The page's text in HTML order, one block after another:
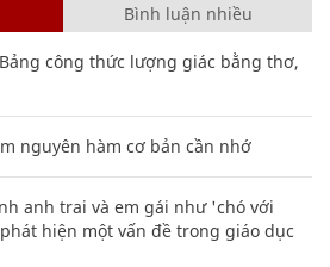
Bình luận nhiều
công thức lượng giác bằng thơ,
nguyên hàm cơ bản cần nhớ
anh trai và em gái như 'chó với
hiện một vấn đề trong giáo dục